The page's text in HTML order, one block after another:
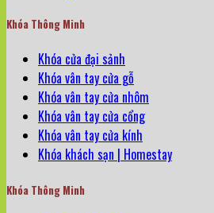
Khóa Thông Minh
Khóa cửa đại sảnh
Khóa vân tay cửa gỗ
Khóa vân tay cửa nhôm
Khóa vân tay cửa cổng
Khóa vân tay cửa kính
Khóa khách sạn | Homestay
Khóa Thông Minh